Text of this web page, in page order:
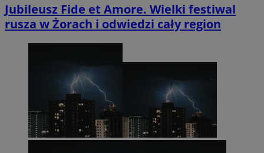
Jubileusz Fide et Amore. Wielki festiwal
rusza w Żorach i odwiedzi cały region